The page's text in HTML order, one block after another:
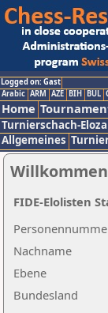
Logged on: Gast
Arabic ARM AZE BIH BUL
Home
Turnierschach-
Allgemeines
Nachname
Ebene
Bundesland
FIDE-Elolisten